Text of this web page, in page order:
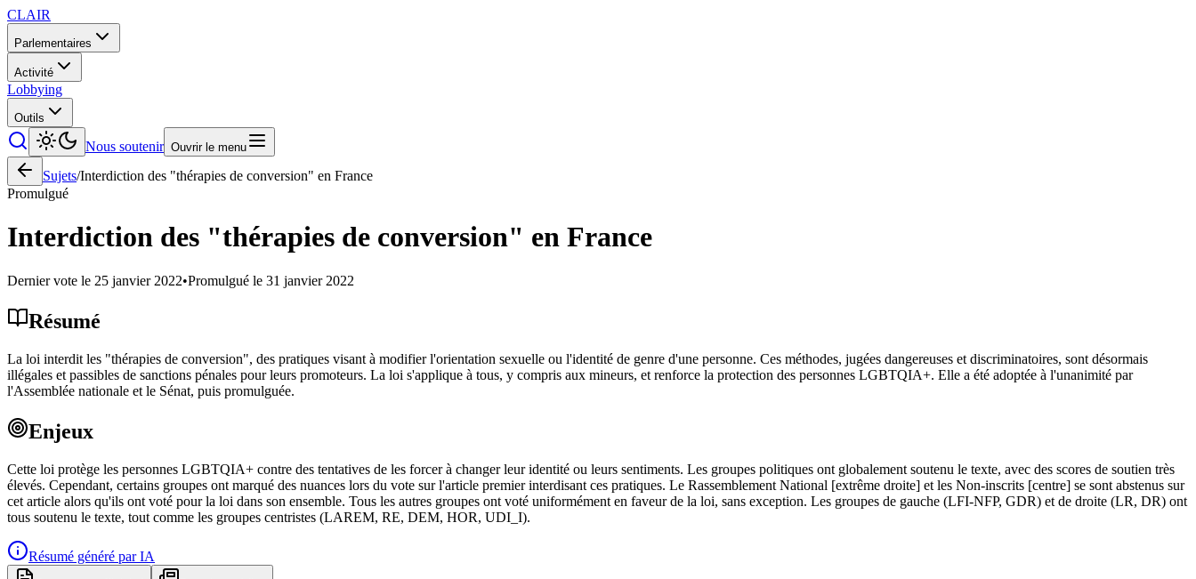
CLAIR
Parlementaires
Activité
Lobbying
Outils
Nous soutenir Ouvrir le menu
Sujets/Interdiction des "thérapies de conversion" en France
Promulgué
Interdiction des "thérapies de conversion" en France
Dernier vote le 25 janvier 2022•Promulgué le 31 janvier 2022
Résumé
La loi interdit les "thérapies de conversion", des pratiques visant à modifier l'orientation sexuelle ou l'identité de genre d'une personne. Ces méthodes, jugées dangereuses et discriminatoires, sont désormais
illégales et passibles de sanctions pénales pour leurs promoteurs. La loi s'applique à tous, y compris aux mineurs, et renforce la protection des personnes LGBTQIA+. Elle a été adoptée à l'unanimité par
l'Assemblée nationale et le Sénat, puis promulguée.
Enjeux
Cette loi protège les personnes LGBTQIA+ contre des tentatives de les forcer à changer leur identité ou leurs sentiments. Les groupes politiques ont globalement soutenu le texte, avec des scores de soutien très
élevés. Cependant, certains groupes ont marqué des nuances lors du vote sur l'article premier interdisant ces pratiques. Le Rassemblement National [extrême droite] et les Non-inscrits [centre] se sont abstenus sur
cet article alors qu'ils ont voté pour la loi dans son ensemble. Tous les autres groupes ont voté uniformément en faveur de la loi, sans exception. Les groupes de gauche (LFI-NFP, GDR) et de droite (LR, DR) ont
tous soutenu le texte, tout comme les groupes centristes (LAREM, RE, DEM, HOR, UDI_I).
Résumé généré par IA